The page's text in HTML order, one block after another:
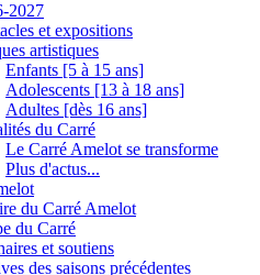
2027
et expositions
artistiques
Enfants [5 à 15 ans]
Adolescents [13 à 18 ans]
Adultes [dès 16 ans]
du Carré
Le Carré Amelot se transforme
Plus d'actus...
du Carré Amelot
du Carré
et soutiens
des saisons précédentes